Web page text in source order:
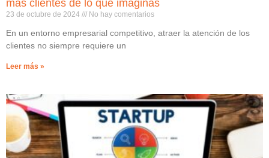
más clientes de lo que imaginas
23 de octubre de 2024 No hay comentarios
En un entorno empresarial competitivo, atraer la atención de los
clientes no siempre requiere un
Leer más »